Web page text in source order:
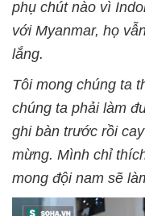
phụ chút nào vì
với Myanmar, họ
lắng.
Tôi mong chúng ta
chúng ta phải làm
ghi bàn trước rồi
mừng. Mình chỉ
mong đội nam sẽ